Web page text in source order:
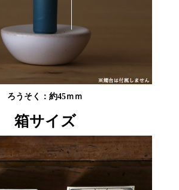
ろうそく：約45ｍｍ
箱サイズ